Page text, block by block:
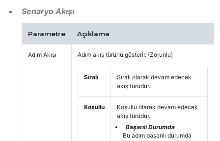
Senaryo Akışı
Parametre Açıklama
Adım Akışı Adım akış türünü gösterir. (Zorunlu)
Sıralı
Sıralı olarak devam edecek
akış türüdür.
Koşullu
Koşullu olarak devam edecek
akış türüdür.
Başarılı Durumda
Bu adım başarılı durumda